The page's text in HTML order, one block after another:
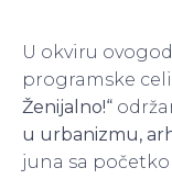
U okviru
programske
Ženijalno!“
u urbanizmu,
juna sa